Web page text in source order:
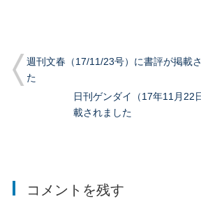
週刊文春（17/11/23号）に書評が掲載
た
日刊ゲンダイ（17年11月22
載されました
コメントを残す